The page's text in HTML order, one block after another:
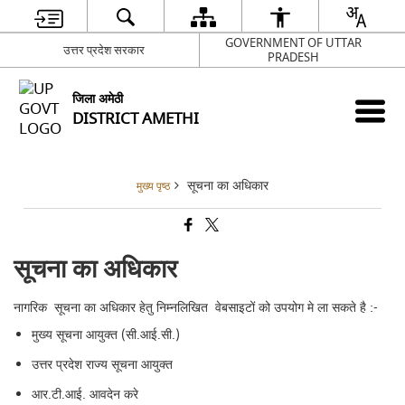
उत्तर प्रदेश सरकार
GOVERNMENT OF UTTAR
PRADESH
जिला अमेठी
DISTRICT AMETHI
मुख्य पृष्ठ सूचना का अधिकार
सूचना का अधिकार
नागरिक सूचना का अधिकार हेतु निम्नलिखित वेबसाइटों को उपयोग मे ला सकते है :-
मुख्य सूचना आयुक्त (सी.आई.सी.)
उत्तर प्रदेश राज्य सूचना आयुक्त
आर.टी.आई. आवदेन करे